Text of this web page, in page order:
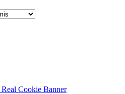
Cookie Banner